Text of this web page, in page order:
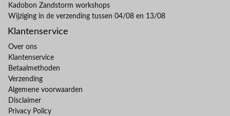
Kadobon Zandstorm workshops
Wijziging in de verzending tussen 04/08 en 13/08
Klantenservice
Over ons
Klantenservice
Betaalmethoden
Verzending
Algemene voorwaarden
Disclaimer
Privacy Policy